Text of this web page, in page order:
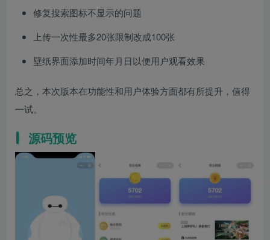
修复搜索图标不显示的问题
上传一次性最多20张限制改成100张
壁纸界面添加时间年月日以便用户观看效果
总之，本次版本在功能性和用户体验方面都有所提升，值得
一试。
源码预览